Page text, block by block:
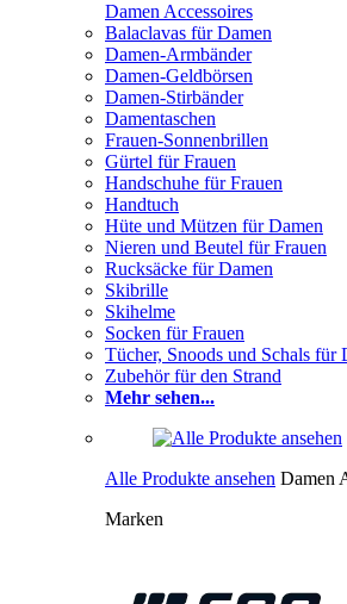
Damen Accessoires
Balaclavas für Damen
Damen-Armbänder
Damen-Geldbörsen
Damen-Stirbänder
Damentaschen
Frauen-Sonnenbrillen
Gürtel für Frauen
Handschuhe für Frauen
Handtuch
Hüte und Mützen für Damen
Nieren und Beutel für Frauen
Rucksäcke für Damen
Skibrille
Skihelme
Socken für Frauen
Tücher, Snoods und Schals für
Zubehör für den Strand
Mehr sehen...
Alle Produkte ansehen Damen
Marken